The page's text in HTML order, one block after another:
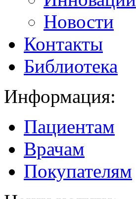
Новости
Контакты
Библиотека
Информация:
Пациентам
Врачам
Покупателям